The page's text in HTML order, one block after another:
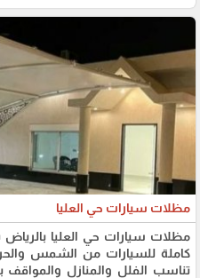
مظلات سيارات حي العليا
مظلات سيارات حي العليا بالرياض
كاملة للسيارات من الشمس
تناسب الفلل والمنازل